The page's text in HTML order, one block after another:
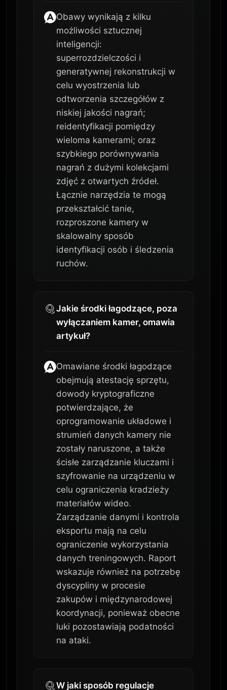
Obawy wynikają z kilku
możliwości sztucznej
inteligencji:
superrozdzielczości i
generatywnej rekonstrukcji w
celu wyostrzenia lub
odtworzenia szczegółów z
niskiej jakości nagrań;
reidentyfikacji pomiędzy
wieloma kamerami; oraz
szybkiego porównywania
nagrań z dużymi kolekcjami
zdjęć z otwartych źródeł.
Łącznie narzędzia te mogą
przekształcić tanie,
rozproszone kamery w
skalowalny sposób
identyfikacji osób i śledzenia
ruchów.
Jakie środki łagodzące, poza
wyłączaniem kamer, omawia
artykuł?
Omawiane środki łagodzące
obejmują atestację sprzętu,
dowody kryptograficzne
potwierdzające, że
oprogramowanie układowe i
strumień danych kamery nie
zostały naruszone, a także
ścisłe zarządzanie kluczami i
szyfrowanie na urządzeniu w
celu ograniczenia kradzieży
materiałów wideo.
Zarządzanie danymi i kontrola
eksportu mają na celu
ograniczenie wykorzystania
danych treningowych. Raport
wskazuje również na potrzebę
dyscypliny w procesie
zakupów i międzynarodowej
koordynacji, ponieważ obecne
luki pozostawiają podatności
na ataki.
W jaki sposób regulacje